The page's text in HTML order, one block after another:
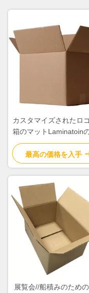
カスタマイズされたロ
箱のマットLaminatoin
りの段ボール紙材
最高の価格を入手
展覧会//船積みのため